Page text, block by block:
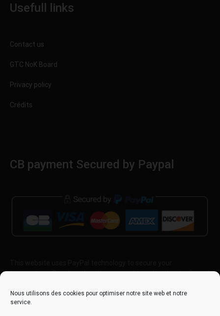
Nous utilisons des cookies pour optimiser notre site web et notre
service.
Usefull links
Contact us
GTC NoK Board
Privacy policy
Crédits
CB payment Secured by Paypal
transactions. Pay directly with your credit card, without a Paypal